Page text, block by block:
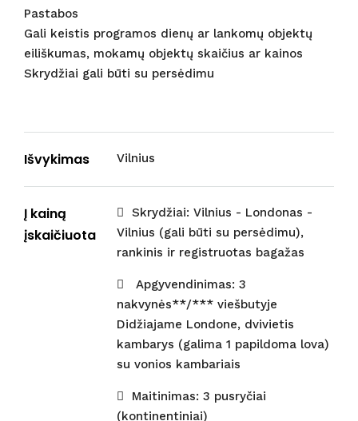
Pastabos
Gali keistis programos dienų ar lankomų objektų
eiliškumas, mokamų objektų skaičius ar kainos
Skrydžiai gali būti su persėdimu
Išvykimas Vilnius
Į kainą
įskaičiuota
Skrydžiai: Vilnius - Londonas -
Vilnius (gali būti su persėdimu),
rankinis ir registruotas bagažas
Apgyvendinimas: 3
nakvynės**/*** viešbutyje
Didžiajame Londone, dvivietis
kambarys (galima 1 papildoma lova)
su vonios kambariais
Maitinimas: 3 pusryčiai
(kontinentiniai)